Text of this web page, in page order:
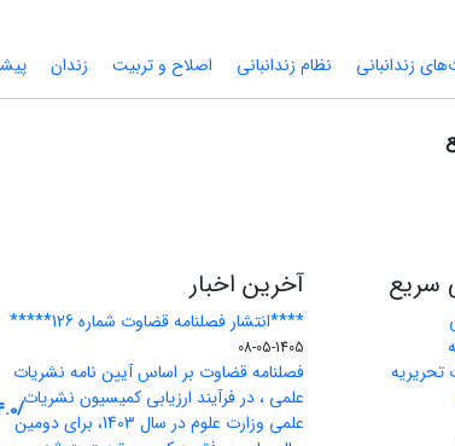
زندانبانی
نظام زندانبانی اصلاح و تربیت زندان
سریع
تحریریه
آخرین اخبار
****انتشار فصلنامه قضاوت شماره 126*****
1405-05-08
فصلنامه قضاوت بر اساس آیین نامه نشریات
علمی ، در فرآیند ارزیابی کمیسیون نشریات
علمی وزارت علوم در سال 1403، برای دومین